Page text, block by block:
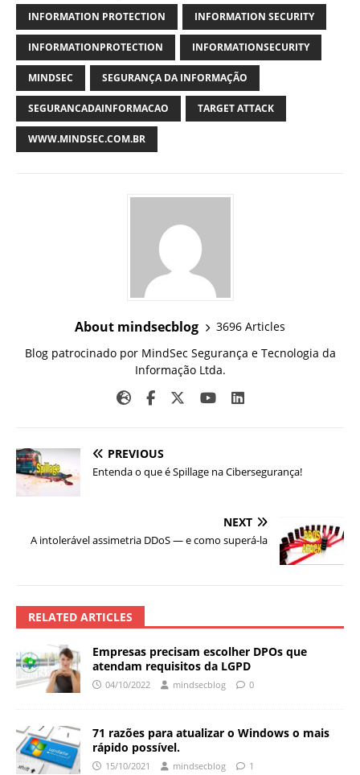
INFORMATION PROTECTION INFORMATION SECURITY
INFORMATIONPROTECTION INFORMATIONSECURITY
MINDSEC SEGURANÇA DA INFORMAÇÃO
SEGURANCADAINFORMACAO TARGET ATTACK
WWW.MINDSEC.COM.BR
About mindsecblog
3696 Articles
Blog patrocinado por MindSec Segurança e Tecnologia da
Informação Ltda.
PREVIOUS
Entenda o que é Spillage na Cibersegurança!
NEXT
A intolerável assimetria DDoS — e como superá-la
RELATED ARTICLES
Empresas precisam escolher DPOs que
atendam requisitos da LGPD
04/10/2022 mindsecblog 0
71 razões para atualizar o Windows o mais
rápido possível.
15/10/2021 mindsecblog 1